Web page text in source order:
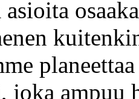
joka ampuu